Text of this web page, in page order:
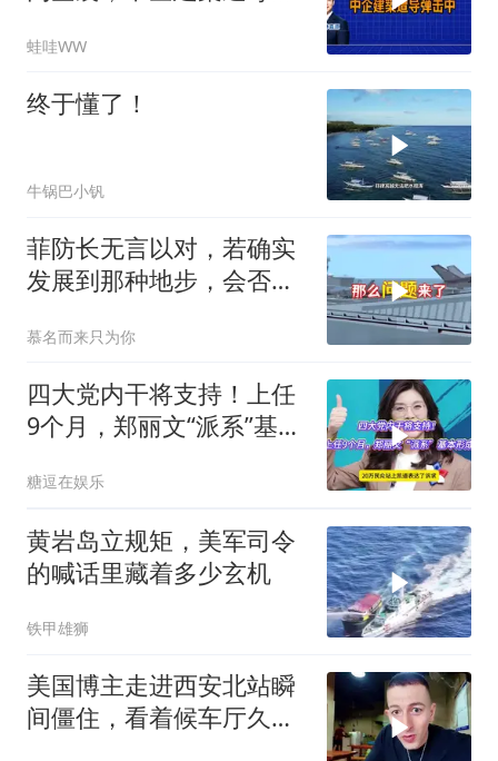
延廷｜辣晚报20260806
蛙哇WW
终于懂了！
牛锅巴小钒
菲防长无言以对，若确实
发展到那种地步，会否上
慕名而来只为你
四大党内干将支持！上任
9个月，郑丽文“派系”基本
糖逗在娱乐
黄岩岛立规矩，美军司令
的喊话里藏着多少玄机
铁甲雄狮
美国博主走进西安北站瞬
间僵住，看着候车厅久久